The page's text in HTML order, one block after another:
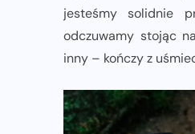
jesteśmy solidnie
odczuwamy stojąc
inny – kończy z